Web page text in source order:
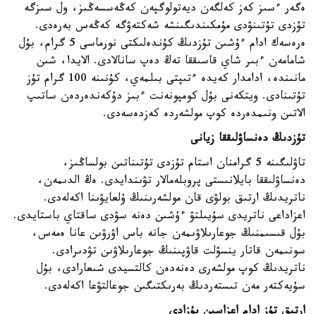
ەگەر ءسىز كەز كەلگەن ديەتولوگپەن كەڭەسسەڭىز، ول سىزگە
تۇزدى تۇتىنۋدى مۇمكىندىگىنشە شەكتەۋگە كەڭەس بەرەدى.
ەرەسەك ادام ءۇشىن تۇزدىڭ كۇندەلىكتى نورماسى 5 گرام، بۇل
شامامەن ءبىر شاي قاسىققا تەڭ دەپ سانالادى. الايدا، شىن
مانىندە، ادامدار كەيدە ءتىپتى بىلمەي، كۇنىنە 100 گرام تۇز
تۇتىنادى. ويتكەنى بۇل كومپونەنت ءبىز دۇكەندەردەن ساتىپ
الاتىن ونىمدەردە كوپ مولشەردە كەزدەسەدى.
تۇزدىڭ دەنساۋلىققا زيانى
تاۋلىگىنە 5 گرامنان استام تۇزدى تۇتىناتىن بولساڭىز،
دەنساۋلىققا بايلانىستى پروبلەمالار تۋىندايدى. ەڭ الدىمەن،
ناتريدىڭ ارتىق بولۋى قان مولشەرىنىڭ ۇلعايۋىنا اكەلەدى.
اعزاداعى ناتريدى سۇيىلتۋ ءۇشىن دەنە سۋدى ساقتاي باستايدى.
بۇل قىسىمنىڭ جوعارىلاۋىمەن جانە باس اۋرۋىن عانا ەمەس،
سونىمەن قاتار ينسۋلت قاۋپىنىڭ جوعارىلاۋىن تۋدىرادى.
ناتريدىڭ كوپ مولشەرى دەنەدەن كالتسيدى شىعارادى، بۇل
سۇيەكتەر مەن تىستەردىڭ بەرىكتىگىن جوعالتۋعا اكەلەدى.